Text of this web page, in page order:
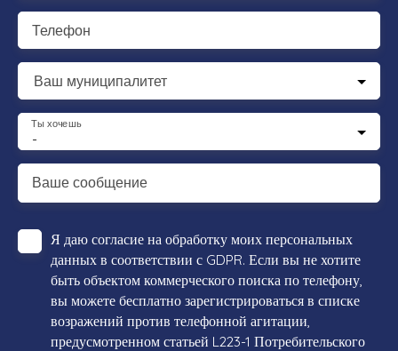
Телефон
Ваш муниципалитет
-
Ты хочешь
Ваше сообщение
Я даю согласие на обработку моих персональных
данных в соответствии с GDPR. Если вы не хотите
быть объектом коммерческого поиска по телефону,
вы можете бесплатно зарегистрироваться в списке
возражений против телефонной агитации,
предусмотренном статьей L223-1 Потребительского